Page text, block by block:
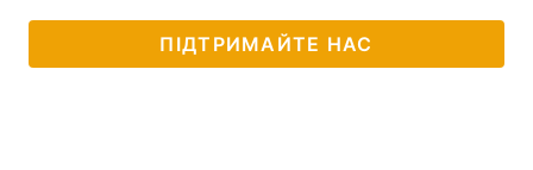
ПІДТРИМАЙТЕ НАС